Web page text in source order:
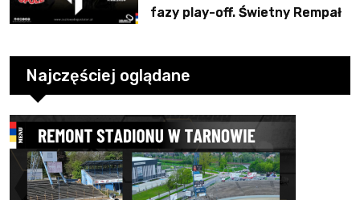
fazy play-off. Świetny Rempała
Najczęściej oglądane